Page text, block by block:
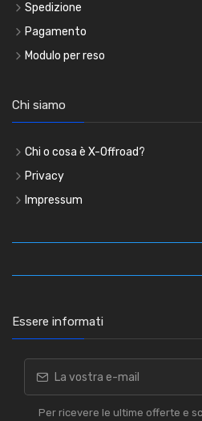
Spedizione
Pagamento
Modulo per reso
Chi siamo
Chi o cosa è X-Offroad?
Privacy
Impressum
Essere informati
Per ricevere le ultime offerte e